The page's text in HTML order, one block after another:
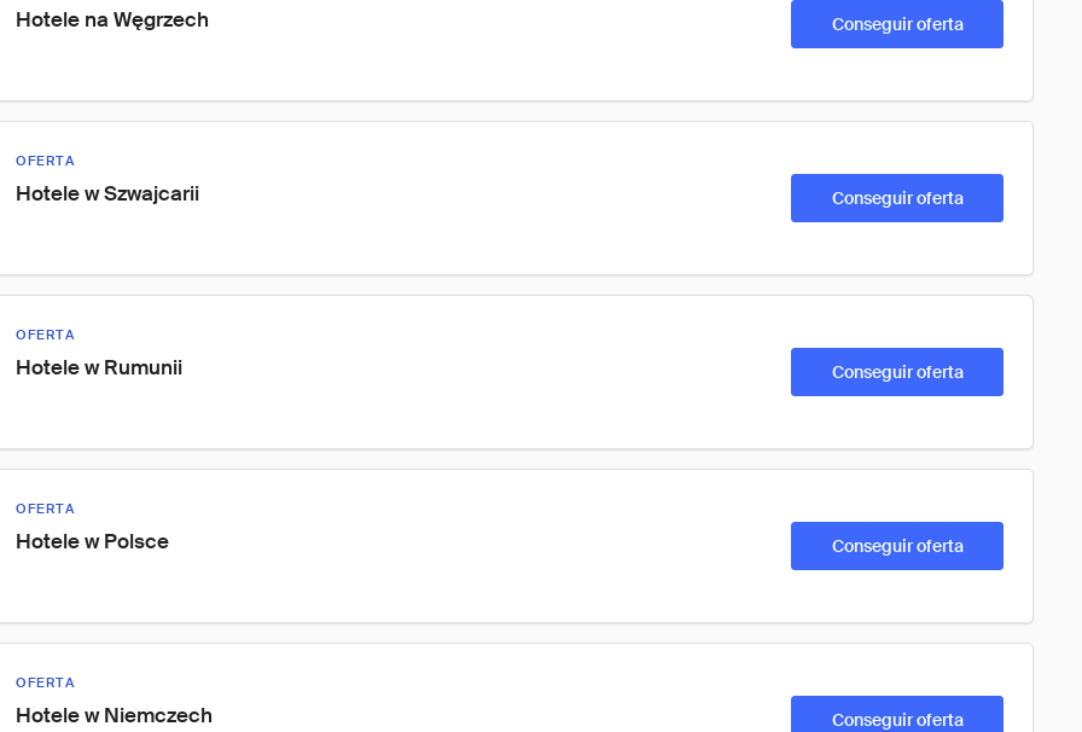
Hotele na Węgrzech Conseguir oferta
OFERTA
Hotele w Szwajcarii Conseguir oferta
OFERTA
Hotele w Rumunii Conseguir oferta
OFERTA
Hotele w Polsce Conseguir oferta
OFERTA
Hotele w Niemczech Conseguir oferta